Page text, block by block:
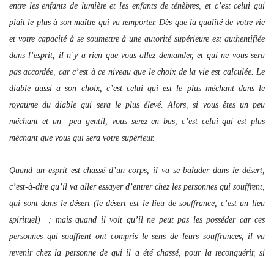
entre les enfants de lumière et les enfants de ténèbres, et c’est celui qui
plait le plus à son maître qui va remporter. Dès que la qualité de votre vie
et votre capacité à se soumettre à une autorité supérieure est authentifiée
dans l’esprit, il n’y a rien que vous allez demander, et qui ne vous sera
pas accordée, car c’est à ce niveau que le choix de la vie est calculée. Le
diable aussi a son choix, c’est celui qui est le plus méchant dans le
royaume du diable qui sera le plus élevé. Alors, si vous êtes un peu
méchant et un peu gentil, vous serez en bas, c’est celui qui est plus
méchant que vous qui sera votre supérieur.
Quand un esprit est chassé d’un corps, il va se balader dans le désert,
c’est-à-dire qu’il va aller essayer d’entrer chez les personnes qui souffrent,
qui sont dans le désert (le désert est le lieu de souffrance, c’est un lieu
spirituel) ; mais quand il voit qu’il ne peut pas les posséder car ces
personnes qui souffrent ont compris le sens de leurs souffrances, il va
revenir chez la personne de qui il a été chassé, pour la reconquérir, si